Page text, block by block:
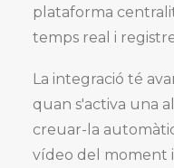
plataforma
temps real i
La integració té
quan s'activa una
creuar-la
vídeo del moment i